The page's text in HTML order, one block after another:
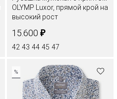
OLYMP Luxor, прямой крой на
высокий рост
15.600 ₽
42 43 44 45 47
%